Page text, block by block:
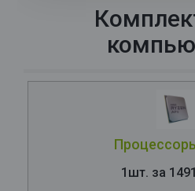
1шт. за